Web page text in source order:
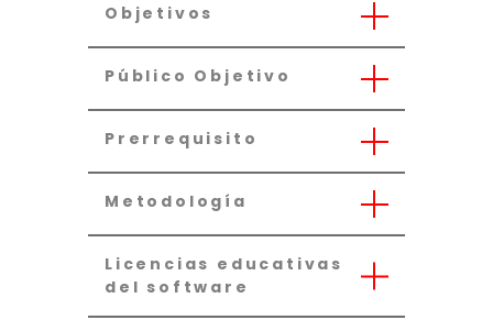
Objetivos
Público Objetivo
Prerrequisito
Metodología
Licencias educativas
del software